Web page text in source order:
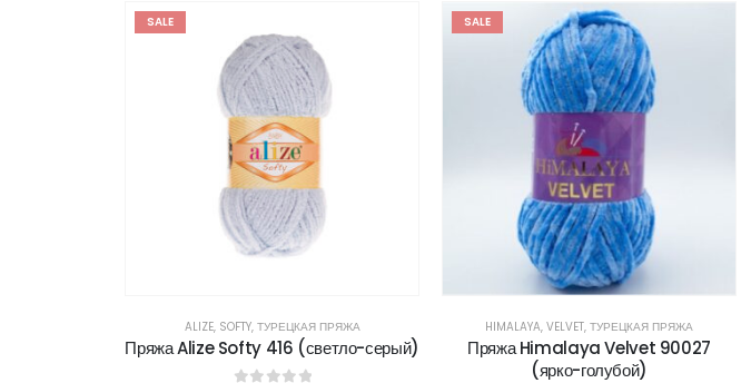
SALE
ALIZE, SOFTY, ТУРЕЦКАЯ ПРЯЖА
Пряжа Alize Softy 416 (светло-серый)
SALE
HIMALAYA, VELVET, ТУРЕЦКАЯ ПРЯЖА
Пряжа Himalaya Velvet 90027
(ярко-голубой)